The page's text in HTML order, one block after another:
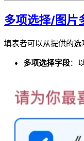
多项选择/图片
填表者可以从提供的选
多项选择字段：